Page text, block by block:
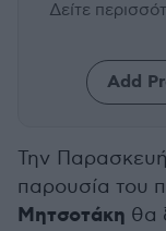
Δείτε
Add
Την
παρουσία του
Μητσοτάκη θα